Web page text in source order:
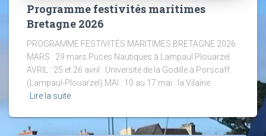
Programme festivités maritimes
Bretagne 2026
PROGRAMME FESTIVITÉS MARITIMES BRETAGNE 2026
MARS : 29 mars Puces Nautiques à Lampaul Plouarzel
AVRIL : 25 et 26 avril : Université de la Godille à Porscaff
(Lampaul-Plouarzel) MAI : 10 au 17 mai : la Vilaine
Lire la suite